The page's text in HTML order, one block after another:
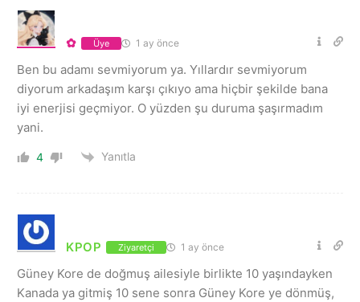
✿ Üye 1 ay önce
Ben bu adamı sevmiyorum ya. Yıllardır sevmiyorum
diyorum arkadaşım karşı çıkıyo ama hiçbir şekilde bana
iyi enerjisi geçmiyor. O yüzden şu duruma şaşırmadım
yani.
4 Yanıtla
KPOP Ziyaretçi 1 ay önce
Güney Kore de doğmuş ailesiyle birlikte 10 yaşındayken
Kanada ya gitmiş 10 sene sonra Güney Kore ye dönmüş,